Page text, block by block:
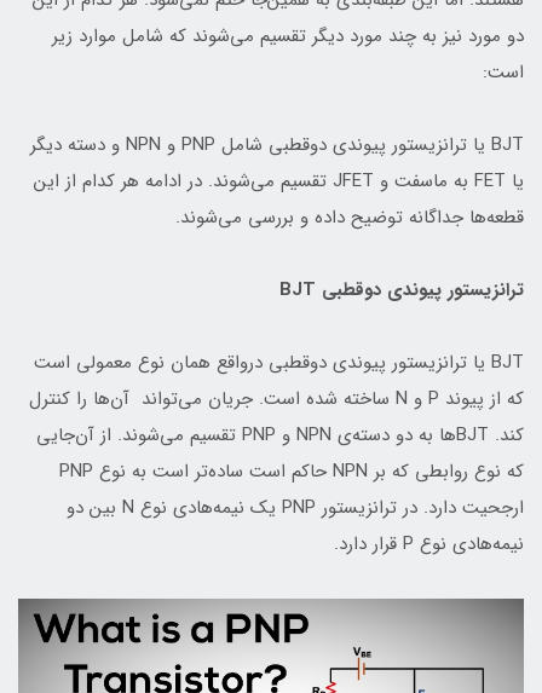
دو مورد نیز به چند مورد دیگر تقسیم می‌شوند که شامل موارد زیر
است:
BJT یا ترانزیستور پیوندی دوقطبی شامل PNP و NPN و دسته دیگر
یا FET به ماسفت و JFET تقسیم می‌شوند. در ادامه هر کدام از این
قطعه‌ها جداگانه توضیح داده و بررسی می‌شوند.
ترانزیستور پیوندی دوقطبی BJT
BJT‌ یا ترانزیستور پیوندی دوقطبی درواقع همان نوع معمولی است
که از پیوند P و N ساخته شده است. جریان می‌تواند آن‌ها را کنترل
کند. BJTها به دو دسته‌ی NPN و PNP تقسیم می‌شوند. از آن‌جایی
که نوع روابطی که بر NPN حاکم است ساده‌تر است به نوع PNP
ارجحیت دارد. در ترانزیستور PNP یک نیمه‌هادی نوع N بین دو
نیمه‌هادی نوع P قرار دارد.